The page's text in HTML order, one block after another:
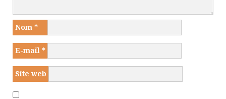
Nom *
E-mail *
Site web